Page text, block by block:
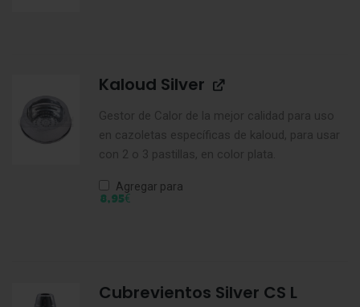
Kaloud Silver
Gestor de Calor de la mejor calidad para uso
en cazoletas específicas de kaloud, para usar
con 2 o 3 pastillas, en color plata.
Agregar para
8,95€
Cubrevientos Silver CS L